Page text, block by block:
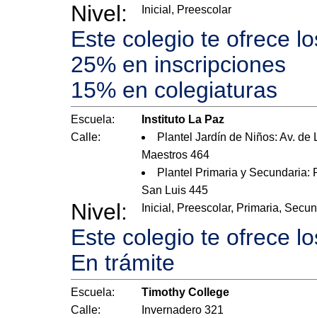
Nivel: Inicial, Preescolar
Este colegio te ofrece
25% en inscripciones
15% en colegiaturas
Escuela:
Instituto La Paz
Calle:
Plantel Jardín de Niños: Av. de
Maestros 464
Plantel Primaria y Secundaria:
San Luis 445
Nivel: Inicial, Preescolar, Primaria,
Este colegio te ofrece
En trámite
Escuela:
Timothy College
Calle:
Invernadero 321